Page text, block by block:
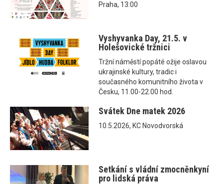
Praha, 13:00
Vyshyvanka Day, 21.5. v
Holešovické tržnici
Tržní náměstí popáté ožije oslavou
ukrajinské kultury, tradic i
současného komunitního života v
Česku, 11.00-22.00 hod.
Svátek Dne matek 2026
10.5.2026, KC Novodvorská
Setkání s vládní zmocněnkyní
pro lidská práva